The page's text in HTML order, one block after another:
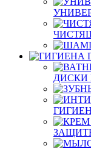
ДИСКИ